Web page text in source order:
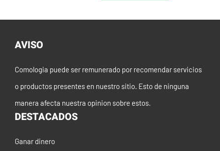
AVISO
Comologia puede ser remunerado por recomendar servicios
o productos presentes en nuestro sitio. Esto de ninguna
manera afecta nuestra opinion sobre estos.
DESTACADOS
Ganar dinero